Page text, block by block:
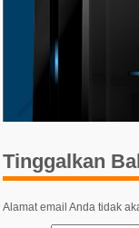
Tinggalkan
Alamat email Anda tidak